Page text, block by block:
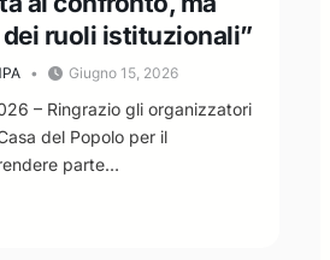
ruoli istituzionali”
Giugno 15, 2026
– Ringrazio gli organizzatori
del Popolo per il
parte…